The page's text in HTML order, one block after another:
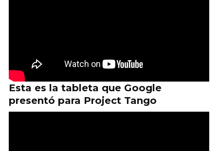
Esta es la tableta que Google
presentó para Project Tango